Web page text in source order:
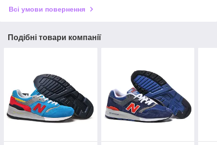
Всі умови повернення
Подібні товари компанії